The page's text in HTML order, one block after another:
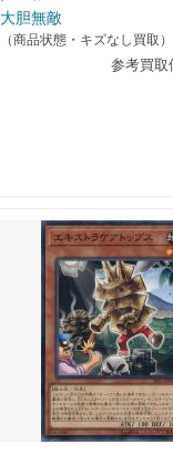
大胆無敵
（商品状態・キズなし買取）
参考買取